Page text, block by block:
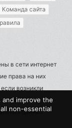
Команда сайта
в сети интернет
права на них
возникли
данных
improve the
non-essential